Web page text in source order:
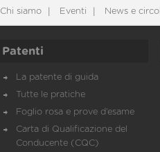
Chi siamo Eventi News e
Patenti
La patente di guida
Tutte le pratiche
Foglio rosa e prove d’esame
Carta di Qualificazione del
Conducente (CQC)